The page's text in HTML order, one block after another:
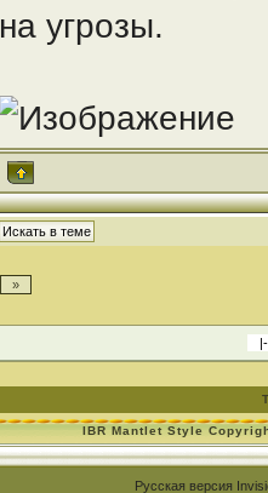
на угрозы.
»
IBR Mantlet Style
Русская версия